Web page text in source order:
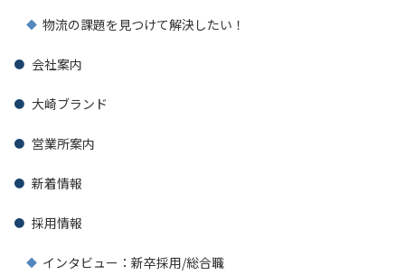
物流の課題を見つけて解決したい！
会社案内
大崎ブランド
営業所案内
新着情報
採用情報
インタビュー：新卒採用/総合職